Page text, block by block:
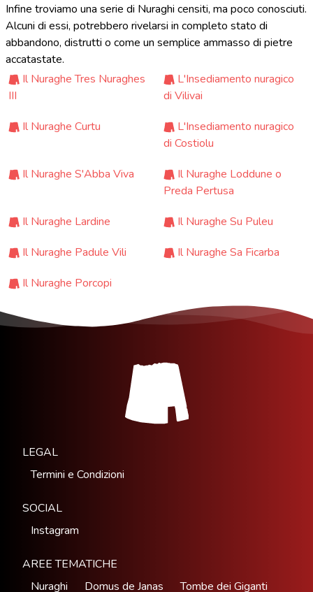
Infine troviamo una serie di Nuraghi censiti, ma poco conosciuti.
Alcuni di essi, potrebbero rivelarsi in completo stato di
abbandono, distrutti o come un semplice ammasso di pietre
accatastate.
Il Nuraghe Tres Nuraghes
III
L'Insediamento nuragico
di Vilivai
Il Nuraghe Curtu
L'Insediamento nuragico
di Costiolu
Il Nuraghe S'Abba Viva
Il Nuraghe Loddune o
Preda Pertusa
Il Nuraghe Lardine
Il Nuraghe Su Puleu
Il Nuraghe Padule Vili
Il Nuraghe Sa Ficarba
Il Nuraghe Porcopi
LEGAL
Termini e Condizioni
SOCIAL
Instagram
AREE TEMATICHE
Nuraghi
Domus de Janas Tombe dei Giganti